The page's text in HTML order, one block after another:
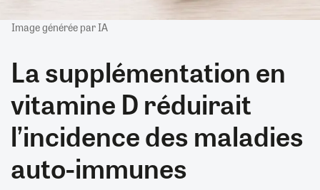
Image générée par IA
La supplémentation en
vitamine D réduirait
l’incidence des maladies
auto-immunes